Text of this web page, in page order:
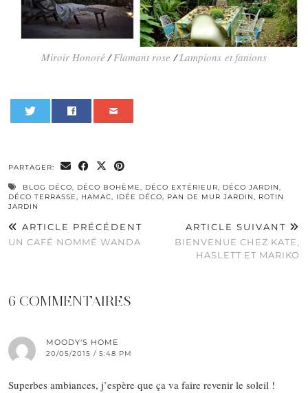
Miroir Honoré/Flamant rose /Lampions et fanions
PARTAGER:
BLOG DÉCO, DÉCO BOHÈME, DÉCO EXTÉRIEUR, DÉCO JARDIN,
DÉCO TERRASSE, HAMAC, IDÉE DÉCO, PAN DE MUR JARDIN, ROTIN
JARDIN
ARTICLE PRÉCÉDENT
UN CAFÉ NOMMÉ WANDA
ARTICLE SUIVANT
BIENVENUE CHEZ KATE,
HASLETT ET MARIKO
6 COMMENTAIRES
MOODY'S HOME
20/05/2015 / 5:48 PM
Superbes ambiances, j’espère que ça va faire revenir le soleil !